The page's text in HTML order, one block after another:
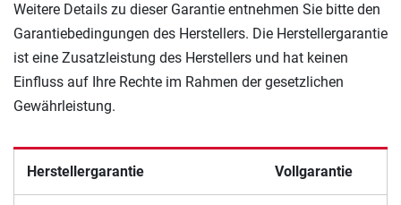
Weitere Details zu dieser Garantie entnehmen Sie bitte den
Garantiebedingungen des Herstellers. Die Herstellergarantie
ist eine Zusatzleistung des Herstellers und hat keinen
Einfluss auf Ihre Rechte im Rahmen der gesetzlichen
Gewährleistung.
Herstellergarantie Vollgarantie